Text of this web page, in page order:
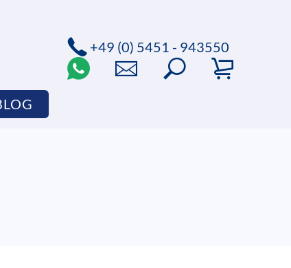
+49 (0) 5451 - 943550